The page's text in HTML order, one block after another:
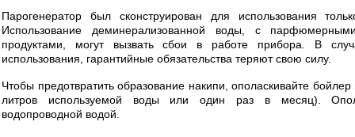
Парогенератор был сконструирован для использования
Использование деминерализованной воды, с
продуктами, могут вызвать сбои в работе прибора. В
использования, гарантийные обязательства теряют свою силу.
Чтобы предотвратить образование накипи, ополаскивайте
литров используемой воды или один раз в месяц).
водопроводной водой.